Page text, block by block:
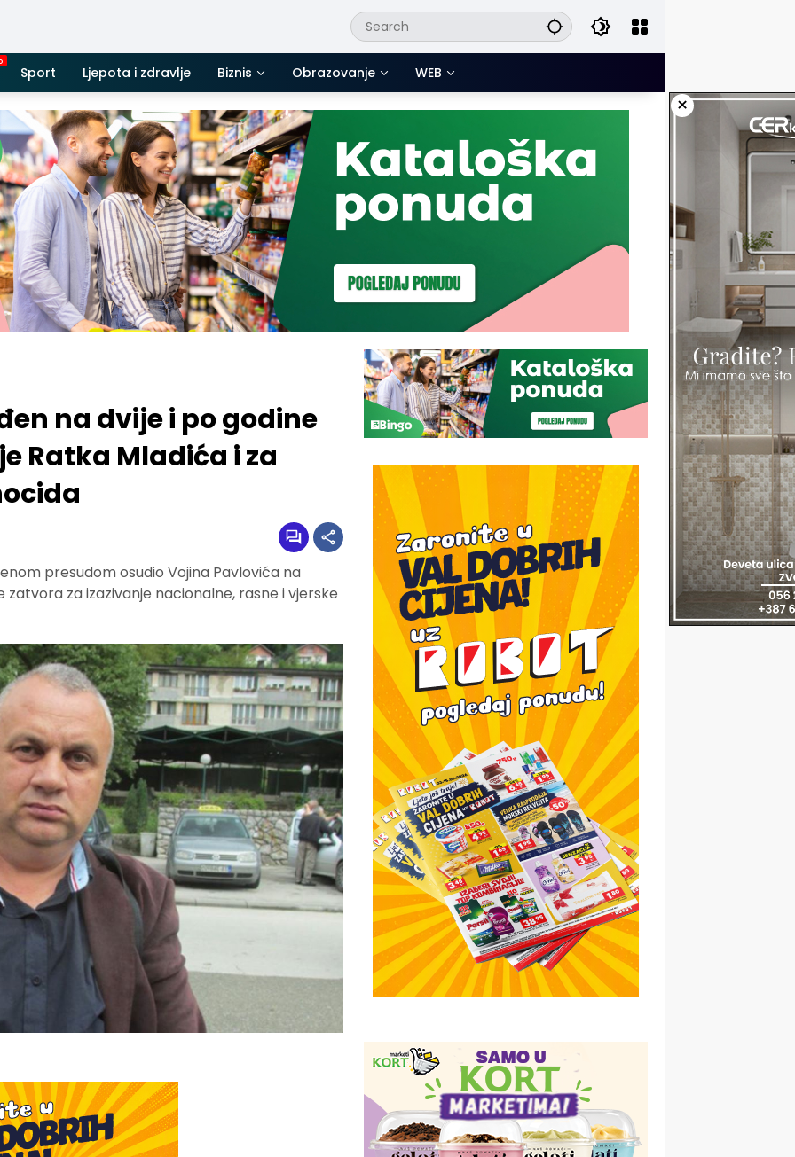
Sport Ljepota i zdravlje Biznis Obrazovanje WEB
×
na dvije i po godine
Ratka Mladića i za
presudom osudio Vojina Pavlovića na
zatvora za izazivanje nacionalne, rasne i vjerske